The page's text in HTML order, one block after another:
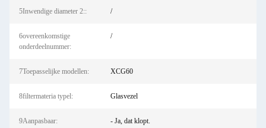
5Inwendige diameter 2:: /
6overeenkomstige
onderdeelnummer:
/
7Toepasselijke modellen: XCG60
8filtermateria typel: Glasvezel
9Aanpasbaar: - Ja, dat klopt.